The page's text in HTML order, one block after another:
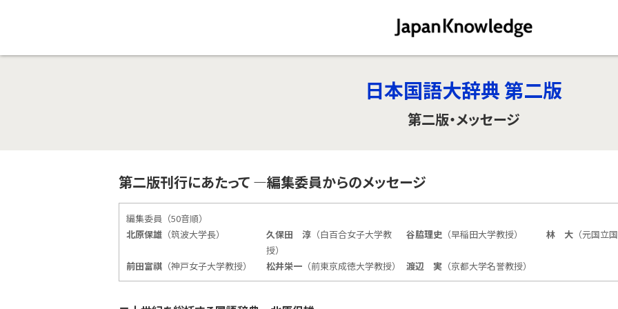
日本国語大辞典 第二版
第二版・メッセージ
第二版刊行にあたって ―編集委員からのメッセージ
編集委員（50音順）
北原保雄 （筑波大学長） 久保田 淳 （白百合女子大学教
授）
谷脇理史 （早稲田大学教授） 林 大 （元国立
前田富祺 （神戸女子大学教授） 松井栄一 （前東京成徳大学教授） 渡辺 実 （京都大学名誉教授）